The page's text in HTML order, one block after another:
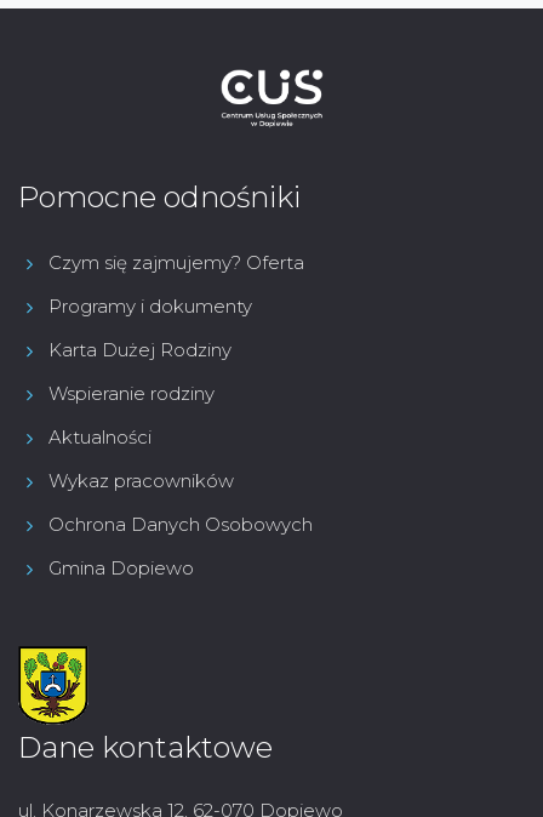
Pomocne odnośniki
Czym się zajmujemy? Oferta
Programy i dokumenty
Karta Dużej Rodziny
Wspieranie rodziny
Aktualności
Wykaz pracowników
Ochrona Danych Osobowych
Gmina Dopiewo
Dane kontaktowe
ul. Konarzewska 12, 62-070 Dopiewo